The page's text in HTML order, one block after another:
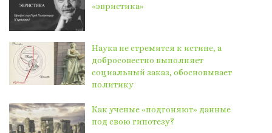
«эвристика»
Наука не стремится к истине, а
добросовестно выполняет
социальный заказ, обосновывает
политику
Как ученые «подгоняют» данные
под свою гипотезу?